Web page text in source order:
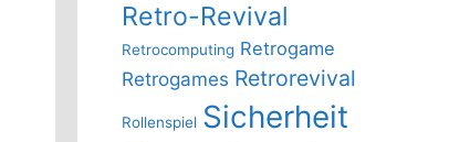
Retro-Revival
Retrocomputing Retrogame
Retrogames Retrorevival
Rollenspiel Sicherheit